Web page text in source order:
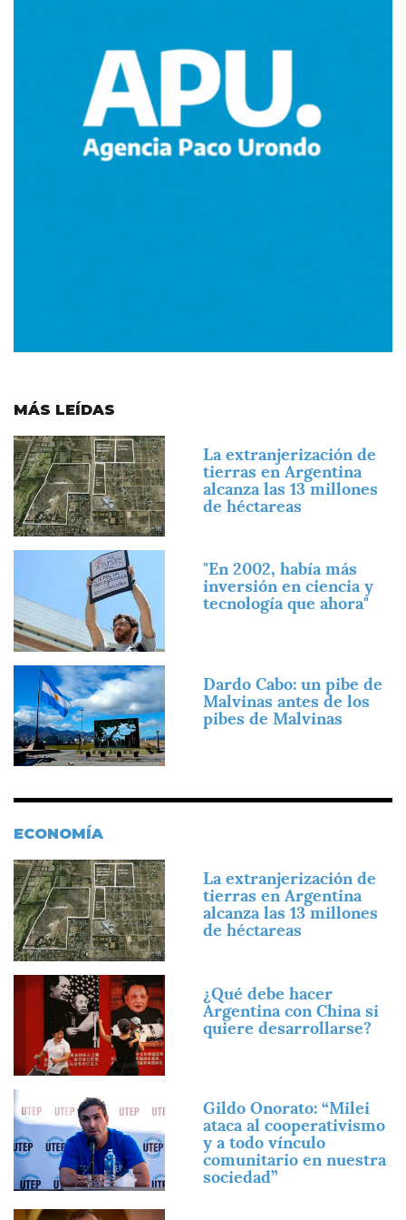
MÁS LEÍDAS
Imagen
La extranjerización de
tierras en Argentina
alcanza las 13 millones
de héctareas
"En 2002, había más
inversión en ciencia y
tecnología que ahora"
Imagen
Dardo Cabo: un pibe de
Malvinas antes de los
pibes de Malvinas
ECONOMÍA
Imagen
La extranjerización de
tierras en Argentina
alcanza las 13 millones
de héctareas
Imagen
¿Qué debe hacer
Argentina con China si
quiere desarrollarse?
Gildo Onorato: “Milei
ataca al cooperativismo
y a todo vínculo
comunitario en nuestra
sociedad”